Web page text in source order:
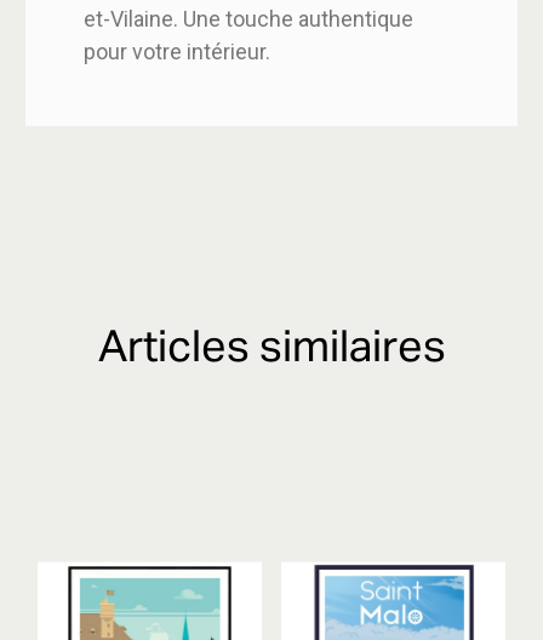
et-Vilaine. Une touche authentique
pour votre intérieur.
Articles similaires